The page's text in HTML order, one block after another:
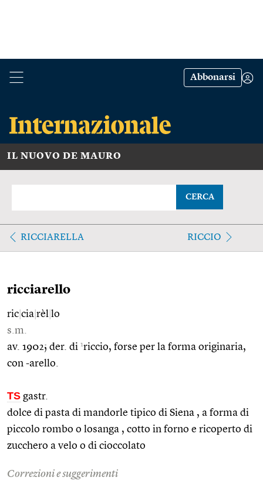
Abbonarsi
IL NUOVO DE MAURO
CERCA
RICCIARELLA RICCIO
ricciarello
ric cia rèl lo
s.m.
av. 1902; der. di 1riccio, forse per la forma originaria,
con -arello.
TS gastr.
dolce di pasta di mandorle tipico di Siena , a forma di
piccolo rombo o losanga , cotto in forno e ricoperto di
zucchero a velo o di cioccolato
Correzioni e suggerimenti